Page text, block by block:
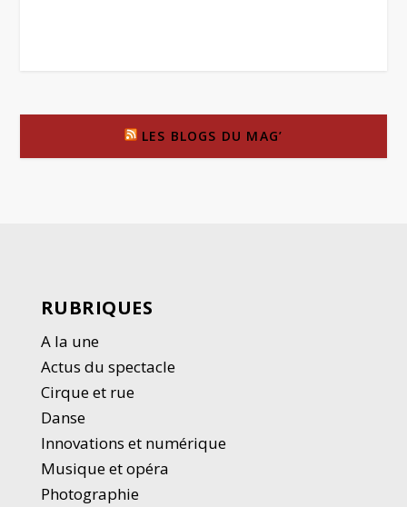
LES BLOGS DU MAG’
RUBRIQUES
A la une
Actus du spectacle
Cirque et rue
Danse
Innovations et numérique
Musique et opéra
Photographie